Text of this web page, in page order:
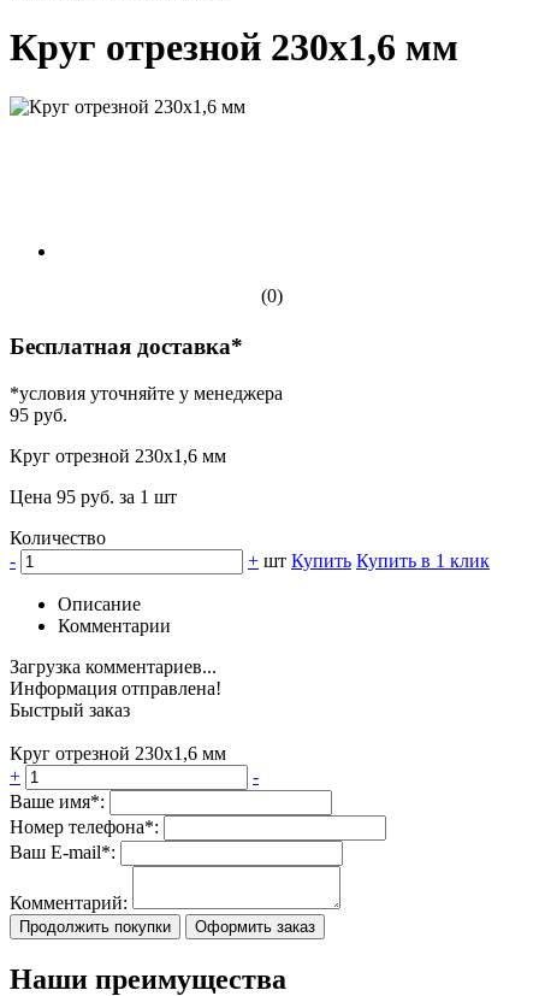
Круг отрезной 230х1,6 мм
(0)
Бесплатная доставка*
*условия уточняйте у менеджера
95 руб.
Круг отрезной 230х1,6 мм
Цена 95 руб. за 1 шт
Количество
-
+ шт Купить Купить в 1 клик
Описание
Комментарии
Загрузка комментариев...
Информация отправлена!
Быстрый заказ
Круг отрезной 230х1,6 мм
+
-
Ваше имя*:
Номер телефона*:
Ваш E-mail*:
Комментарий:
Продолжить покупки Оформить заказ
Наши преимущества